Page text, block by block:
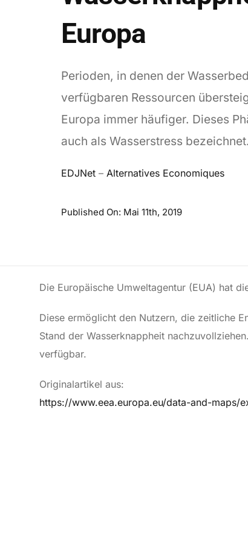
Europa
Perioden, in denen der
verfügbaren Ressourcen
Europa immer häufiger. Dieses
auch als Wasserstress bezeichnet.
EDJNet– Alternatives Economiques
Published On: Mai 11th, 2019
Die Europäische Umweltagentur (EUA) hat
Diese ermöglicht den Nutzern, die zeitliche
Stand der Wasserknappheit
verfügbar.
Originalartikel aus:
https://www.eea.europa.eu/data-and-